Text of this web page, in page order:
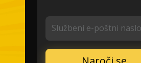
Službeni e-poštni